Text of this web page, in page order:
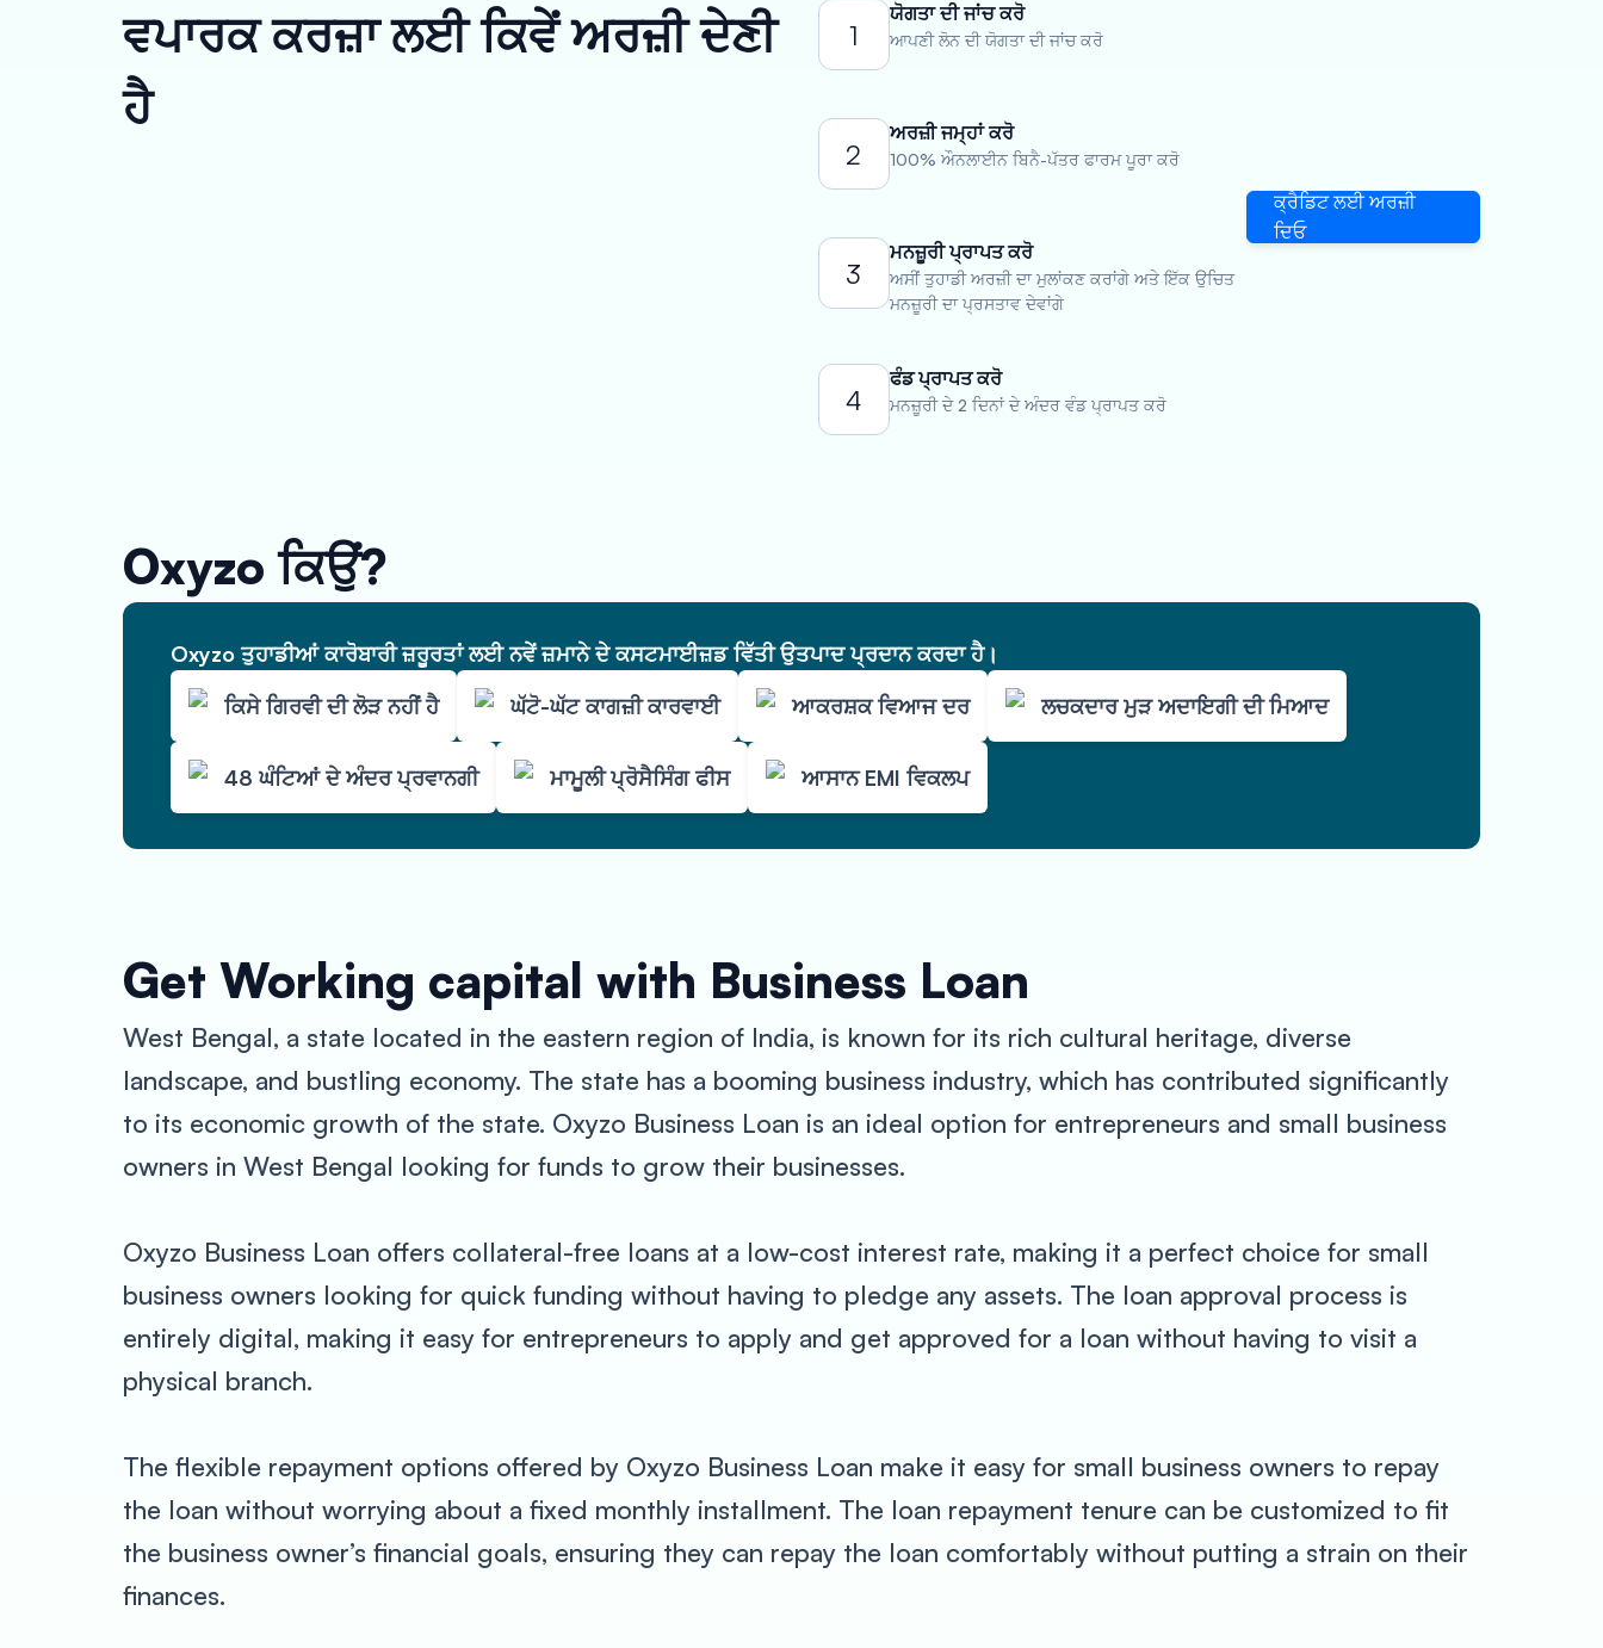
ਵਪਾਰਕ ਕਰਜ਼ਾ ਲਈ ਕਿਵੇਂ ਅਰਜ਼ੀ ਦੇਣੀ
ਹੈ
1
ਯੋਗਤਾ ਦੀ ਜਾਂਚ ਕਰੋ
ਆਪਣੀ ਲੋਨ ਦੀ ਯੋਗਤਾ ਦੀ ਜਾਂਚ ਕਰੋ
2
ਅਰਜ਼ੀ ਜਮ੍ਹਾਂ ਕਰੋ
100% ਔਨਲਾਈਨ ਬਿਨੈ-ਪੱਤਰ ਫਾਰਮ ਪੂਰਾ ਕਰੋ
3
ਮਨਜ਼ੂਰੀ ਪ੍ਰਾਪਤ ਕਰੋ
ਅਸੀਂ ਤੁਹਾਡੀ ਅਰਜ਼ੀ ਦਾ ਮੁਲਾਂਕਣ ਕਰਾਂਗੇ ਅਤੇ ਇੱਕ ਉਚਿਤ
ਮਨਜ਼ੂਰੀ ਦਾ ਪ੍ਰਸਤਾਵ ਦੇਵਾਂਗੇ
4
ਫੰਡ ਪ੍ਰਾਪਤ ਕਰੋ
ਮਨਜ਼ੂਰੀ ਦੇ 2 ਦਿਨਾਂ ਦੇ ਅੰਦਰ ਵੰਡ ਪ੍ਰਾਪਤ ਕਰੋ
ਕ੍ਰੈਡਿਟ ਲਈ ਅਰਜ਼ੀ
ਦਿਓ
Oxyzo ਕਿਉਂ?
Oxyzo ਤੁਹਾਡੀਆਂ ਕਾਰੋਬਾਰੀ ਜ਼ਰੂਰਤਾਂ ਲਈ ਨਵੇਂ ਜ਼ਮਾਨੇ ਦੇ ਕਸਟਮਾਈਜ਼ਡ ਵਿੱਤੀ ਉਤਪਾਦ ਪ੍ਰਦਾਨ ਕਰਦਾ ਹੈ।
ਕਿਸੇ ਗਿਰਵੀ ਦੀ ਲੋੜ ਨਹੀਂ ਹੈ
ਘੱਟੋ-ਘੱਟ ਕਾਗਜ਼ੀ ਕਾਰਵਾਈ ਆਕਰਸ਼ਕ ਵਿਆਜ ਦਰ ਲਚਕਦਾਰ ਮੁੜ ਅਦਾਇਗੀ ਦੀ ਮਿਆਦ
48 ਘੰਟਿਆਂ ਦੇ ਅੰਦਰ ਪ੍ਰਵਾਨਗੀ ਮਾਮੂਲੀ ਪ੍ਰੋਸੈਸਿੰਗ ਫੀਸ ਆਸਾਨ EMI ਵਿਕਲਪ
Get Working capital with Business Loan
West Bengal, a state located in the eastern region of India, is known for its rich cultural heritage, diverse
landscape, and bustling economy. The state has a booming business industry, which has contributed significantly
to its economic growth of the state. Oxyzo Business Loan is an ideal option for entrepreneurs and small business
owners in West Bengal looking for funds to grow their businesses.
Oxyzo Business Loan offers collateral-free loans at a low-cost interest rate, making it a perfect choice for small
business owners looking for quick funding without having to pledge any assets. The loan approval process is
entirely digital, making it easy for entrepreneurs to apply and get approved for a loan without having to visit a
physical branch.
The flexible repayment options offered by Oxyzo Business Loan make it easy for small business owners to repay
the loan without worrying about a fixed monthly installment. The loan repayment tenure can be customized to fit
the business owner’s financial goals, ensuring they can repay the loan comfortably without putting a strain on their
finances.